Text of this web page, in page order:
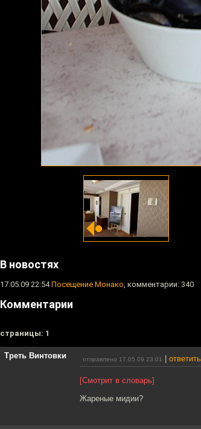
В новостях
17.05.09 22:54Посещение Монако, комментарии: 340
Комментарии
cтраницы: 1
Треть Винтовки отправлено 17.05.09 23:01 ответить
[Смотрит в словарь]
Жареные мидии?